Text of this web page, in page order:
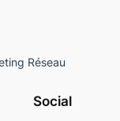
Réseau
Social